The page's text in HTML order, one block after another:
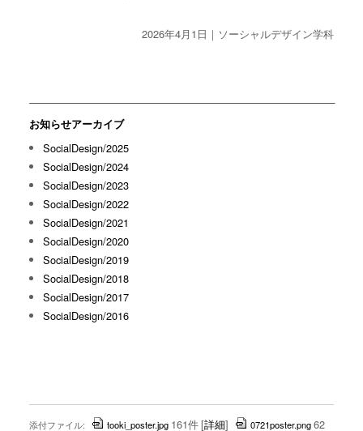
2026年4月1日｜ソーシャルデザイン学科
お知らせアーカイブ
SocialDesign/2025
SocialDesign/2024
SocialDesign/2023
SocialDesign/2022
SocialDesign/2021
SocialDesign/2020
SocialDesign/2019
SocialDesign/2018
SocialDesign/2017
SocialDesign/2016
添付ファイル: tooki_poster.jpg 161件[詳細] 0721poster.png62